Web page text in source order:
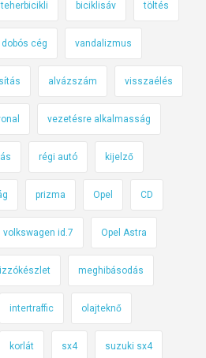
teherbicikli biciklisáv töltés
dobós cég vandalizmus
alvázszám visszaélés
vezetésre alkalmasság
régi autó kijelző
prizma Opel CD
volkswagen id.7 Opel Astra
izzókészlet meghibásodás
intertraffic olajteknő
korlát sx4 suzuki sx4